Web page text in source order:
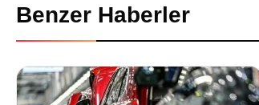
Benzer Haberler